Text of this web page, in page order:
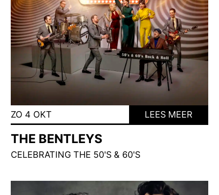
ZO 4 OKT LEES MEER
THE BENTLEYS
CELEBRATING THE 50'S & 60'S